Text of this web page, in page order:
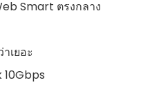
Smart ตรงกลาง
เยอะ